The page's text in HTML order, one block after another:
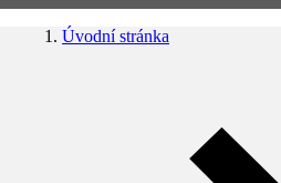
Úvodní stránka